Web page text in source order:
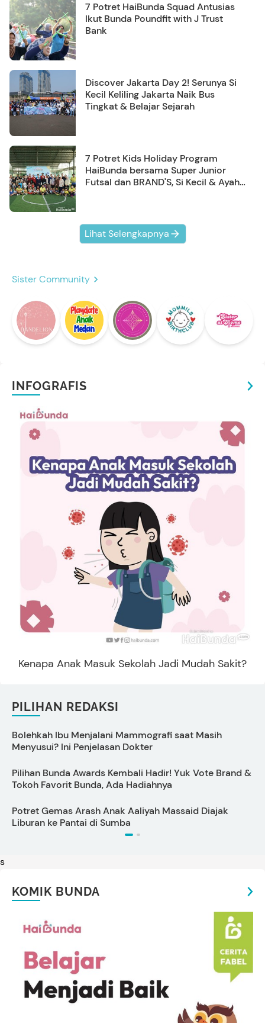
7 Potret HaiBunda Squad Antusias
Ikut Bunda Poundfit with J Trust
Bank
Discover Jakarta Day 2! Serunya Si
Kecil Keliling Jakarta Naik Bus
Tingkat & Belajar Sejarah
7 Potret Kids Holiday Program
HaiBunda bersama Super Junior
Futsal dan BRAND'S, Si Kecil & Ayah
Lihat Selengkapnya
Sister Community
INFOGRAFIS
Kenapa Anak Masuk Sekolah Jadi Mudah Sakit?
PILIHAN REDAKSI
Bolehkah Ibu Menjalani Mammografi saat Masih
Menyusui? Ini Penjelasan Dokter
Pilihan Bunda Awards Kembali Hadir! Yuk Vote Brand &
Tokoh Favorit Bunda, Ada Hadiahnya
Potret Gemas Arash Anak Aaliyah Massaid Diajak
Liburan ke Pantai di Sumba
s
KOMIK BUNDA